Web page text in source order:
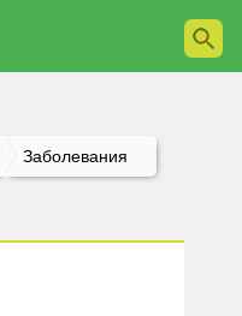
Заболевания